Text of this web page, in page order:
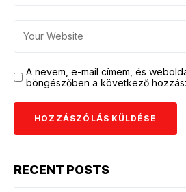
A nevem, e-mail címem, és
böngészőben a következő
RECENT POSTS